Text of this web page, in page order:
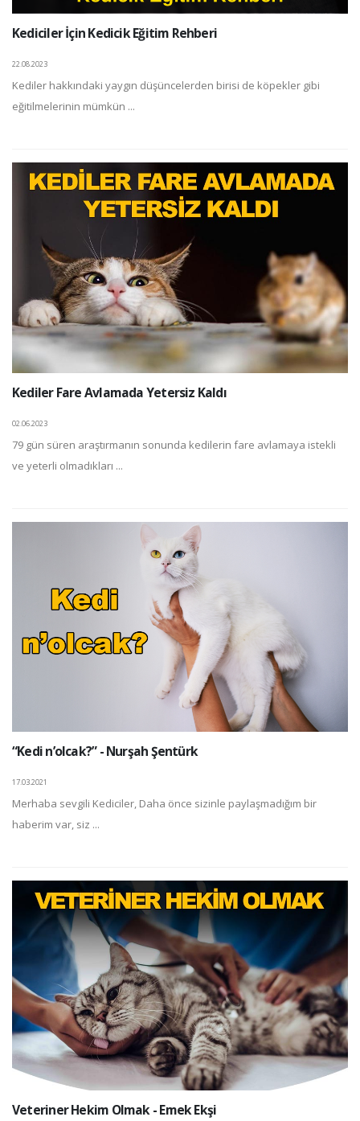
Kediciler İçin Kedicik Eğitim Rehberi
22.08.2023
Kediler hakkındaki yaygın düşüncelerden birisi de köpekler gibi
eğitilmelerinin mümkün ...
Kediler Fare Avlamada Yetersiz Kaldı
02.06.2023
79 gün süren araştırmanın sonunda kedilerin fare avlamaya istekli
ve yeterli olmadıkları ...
“Kedi n’olcak?” - Nurşah Şentürk
17.03.2021
Merhaba sevgili Kediciler, Daha önce sizinle paylaşmadığım bir
haberim var, siz ...
Veteriner Hekim Olmak - Emek Ekşi